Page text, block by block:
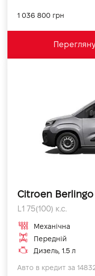
1 036 800 грн
Citroen
L1 75(100) к.с.
Механічна
Передній
Дизель, 1.5 л
Авто в кредит за